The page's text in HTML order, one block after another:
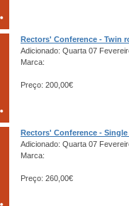
Rectors' Conference - Twin
Adicionado: Quarta 07
Marca:
Preço: 200,00€
Rectors' Conference -
Adicionado: Quarta 07
Marca:
Preço: 260,00€